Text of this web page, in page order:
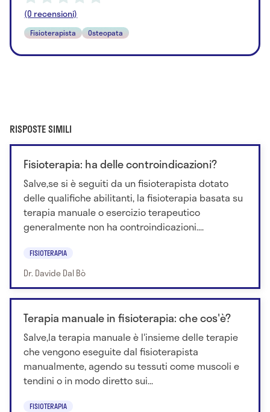
(0 recensioni)
Fisioterapista Osteopata
RISPOSTE SIMILI
Fisioterapia: ha delle controindicazioni?
Salve,se si è seguiti da un fisioterapista dotato
delle qualifiche abilitanti, la fisioterapia basata su
terapia manuale o esercizio terapeutico
generalmente non ha controindicazioni....
FISIOTERAPIA
Dr. Davide Dal Bò
Terapia manuale in fisioterapia: che cos'è?
Salve,la terapia manuale è l'insieme delle terapie
che vengono eseguite dal fisioterapista
manualmente, agendo su tessuti come muscoli e
tendini o in modo diretto sui...
FISIOTERAPIA